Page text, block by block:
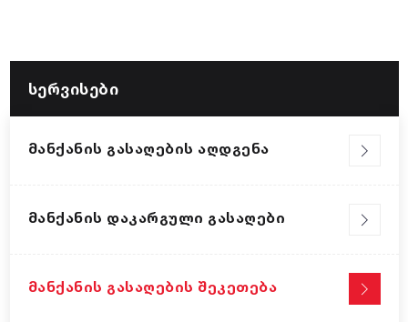
სერვისები
Მანქანის Გასაღების Აღდგენა
Მანქანის Დაკარგული Გასაღები
Მანქანის Გასაღების Შეკეთება